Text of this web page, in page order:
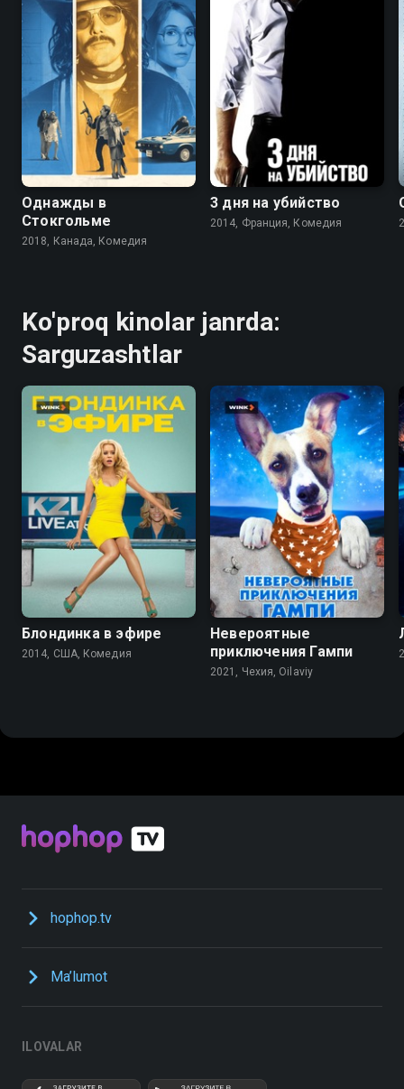
6.5
Однажды в
Стокгольме
2018, Канада, Комедия
6.6 6.2
3 дня на убийство
2014, Франция, Комедия
Ko'proq kinolar janrda:
Sarguzashtlar
6.3 6.0
Блондинка в эфире
2014, США, Комедия
8.4 6.5
Невероятные
приключения Гампи
2021, Чехия, Oilaviy
hophop.tv
Ma’lumot
ILOVALAR